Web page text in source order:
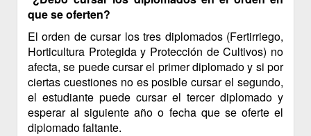
que se oferten?
El orden de cursar los tres diplomados (Fertirriego,
Horticultura Protegida y Protección de Cultivos) no
afecta, se puede cursar el primer diplomado y si por
ciertas cuestiones no es posible cursar el segundo,
el estudiante puede cursar el tercer diplomado y
esperar al siguiente año o fecha que se oferte el
diplomado faltante.